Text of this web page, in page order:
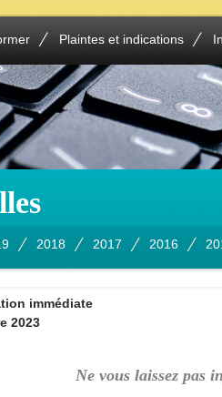
Plaintes et indications
2018 2017 2016
immédiate
2023
Ne vous laissez pas